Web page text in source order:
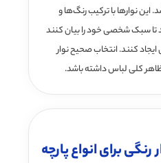
نوارها با ترکیب رنگ‌ها و
تا سبک شخصی خود را بیان کنند
کنند. انتخاب صحیح نوار
ظاهر کلی لباس داشته باشد.
برای انواع پارچه